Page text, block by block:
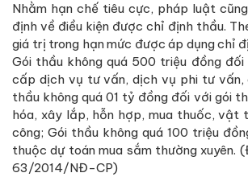
Nhằm hạn chế tiêu cực, pháp luật
định về điều kiện được chỉ định thầu.
giá trị trong hạn mức được áp dụng chỉ
Gói thầu không quá 500 triệu đồng
cấp dịch vụ tư vấn, dịch vụ phi tư vấn,
thầu không quá 01 tỷ đồng đối với gói
hóa, xây lắp, hỗn hợp, mua thuốc, vật
công; Gói thầu không quá 100 triệu
thuộc dự toán mua sắm thường xuyên.
63/2014/NĐ-CP)